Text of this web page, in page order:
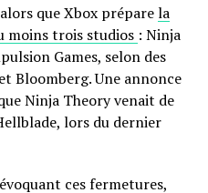
que Xbox préparela
moins trois studios : Ninja
Games, selon des
Bloomberg. Une annonce
Ninja Theory venait de
lors du dernier
ces fermetures,